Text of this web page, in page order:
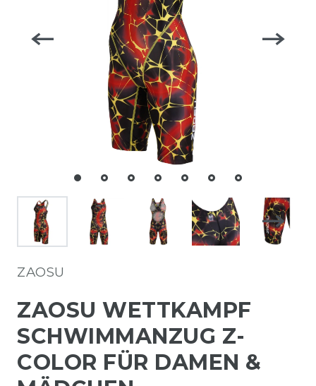
ZAOSU
ZAOSU WETTKAMPF
SCHWIMMANZUG Z-
COLOR FÜR DAMEN &